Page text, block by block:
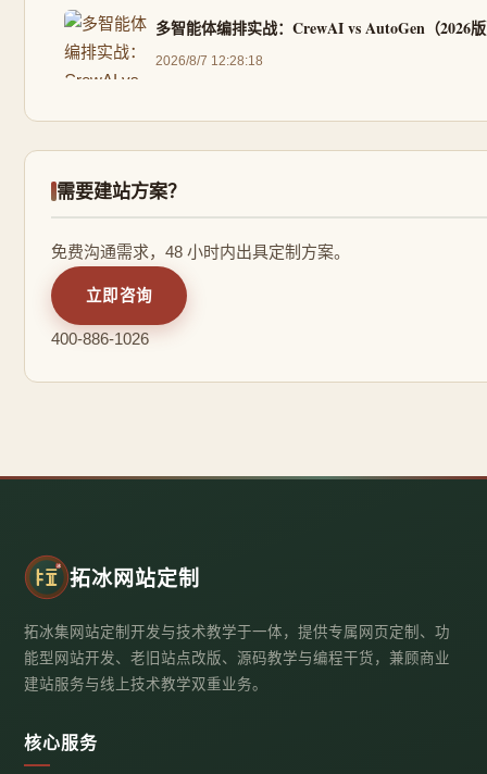
多智能体编排实战：CrewAI vs AutoGen（2026
2026/8/7 12:28:18
需要建站方案？
免费沟通需求，48 小时内出具定制方案。
立即咨询
400-886-1026
拓冰网站定制
拓冰集网站定制开发与技术教学于一体，提供专属网页定制、功
能型网站开发、老旧站点改版、源码教学与编程干货，兼顾商业
建站服务与线上技术教学双重业务。
核心服务